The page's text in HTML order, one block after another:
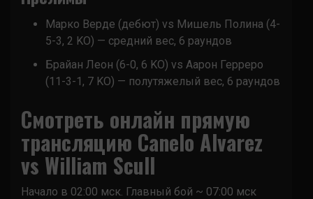
Марко Верде (дебют) vs Мишель Полина (4-
5-3, 2 KO) — средний вес, 6 раундов
Брайан Леон (6-0, 6 KO) vs Аарон Герреро
(11-3-1, 7 KO) — полутяжелый вес, 6 раундов
Смотреть онлайн прямую
трансляцию Canelo Alvarez
vs William Scull
Начало в 02:00 мск. Главный бой ~ 07:00 мск